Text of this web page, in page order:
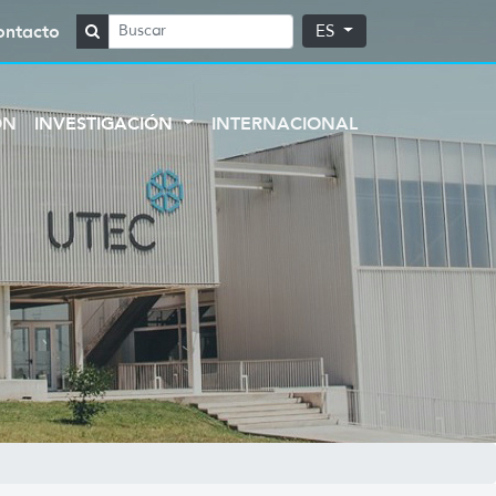
ES
INVESTIGACIÓN INTERNACIONAL